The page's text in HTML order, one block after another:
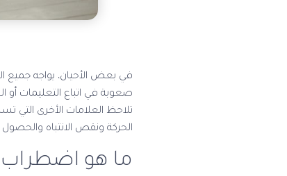
في بعض الأحيان، يواجه جميع
تلاحظ العلامات الأخرى
الحركة ونقص الانتباه
ما هو اضطراب